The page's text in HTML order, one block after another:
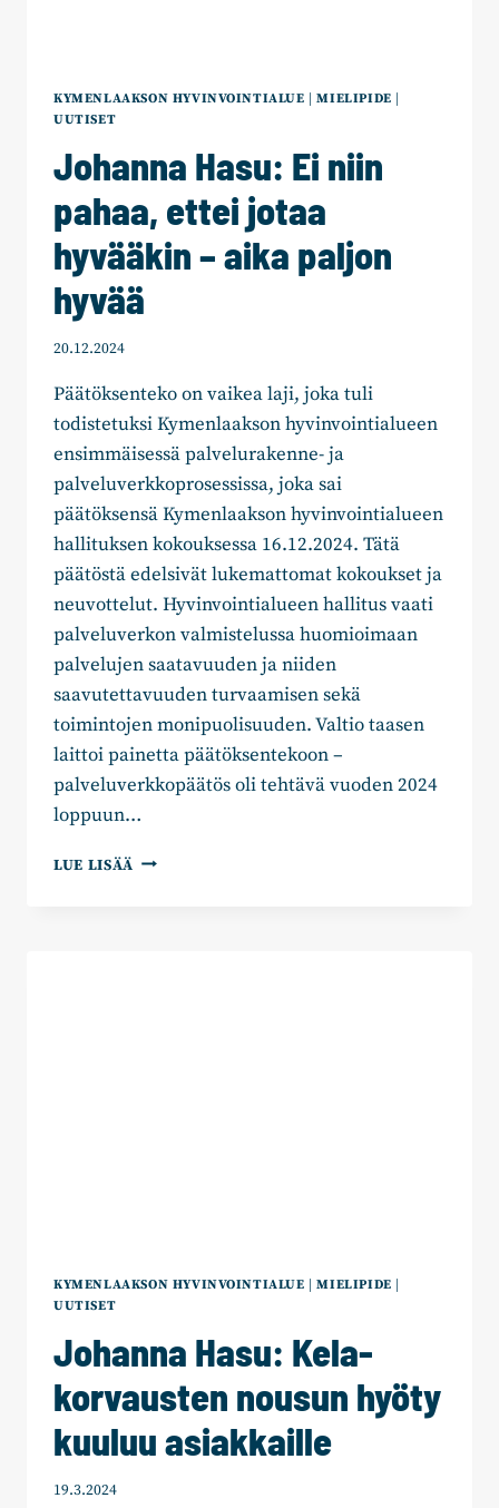
KYMENLAAKSON HYVINVOINTIALUE |MIELIPIDE
UUTISET
Johanna Hasu: Ei niin
pahaa, ettei jotaa
hyvääkin – aika paljon
hyvää
20.12.2024
Päätöksenteko on vaikea laji, joka tuli
todistetuksi Kymenlaakson hyvinvointialueen
ensimmäisessä palvelurakenne- ja
palveluverkkoprosessissa, joka sai
päätöksensä Kymenlaakson hyvinvointialueen
hallituksen kokouksessa 16.12.2024. Tätä
päätöstä edelsivät lukemattomat kokoukset ja
neuvottelut. Hyvinvointialueen hallitus vaati
palveluverkon valmistelussa huomioimaan
palvelujen saatavuuden ja niiden
saavutettavuuden turvaamisen sekä
toimintojen monipuolisuuden. Valtio taasen
laittoi painetta päätöksentekoon –
palveluverkkopäätös oli tehtävä vuoden 2024
loppuun…
LUE LISÄÄ JOHANNA
KYMENLAAKSON HYVINVOINTIALUE |MIELIPIDE
UUTISET
Johanna Hasu: Kela-
korvausten nousun hyöty
kuuluu asiakkaille
19.3.2024